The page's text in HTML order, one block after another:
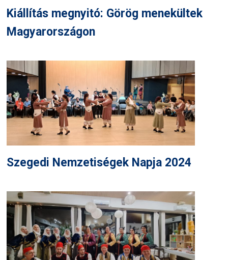
Kiállítás megnyitó: Görög menekültek
Magyarországon
Szegedi Nemzetiségek Napja 2024